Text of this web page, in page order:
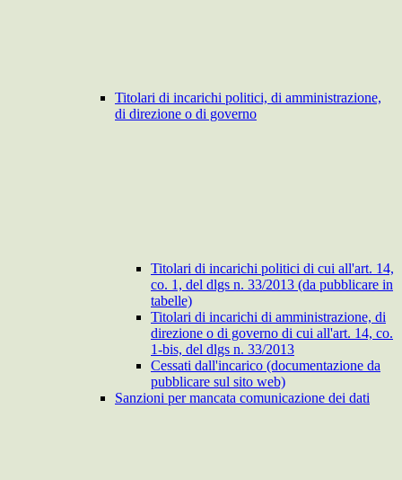
Titolari di incarichi politici, di amministrazione,
di direzione o di governo
Titolari di incarichi politici di cui all'art. 14,
co. 1, del dlgs n. 33/2013 (da pubblicare in
tabelle)
Titolari di incarichi di amministrazione, di
direzione o di governo di cui all'art. 14, co.
1-bis, del dlgs n. 33/2013
Cessati dall'incarico (documentazione da
pubblicare sul sito web)
Sanzioni per mancata comunicazione dei dati